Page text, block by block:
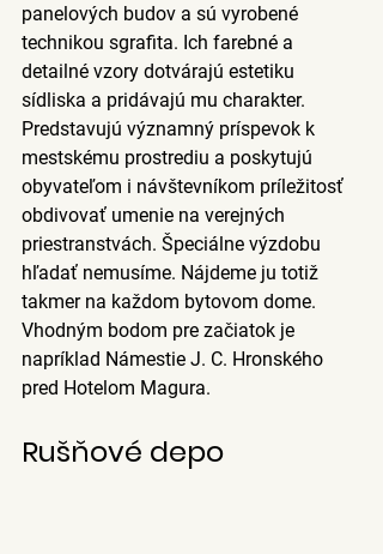
panelových budov a sú vyrobené
technikou sgrafita. Ich farebné a
detailné vzory dotvárajú estetiku
sídliska a pridávajú mu charakter.
Predstavujú významný príspevok k
mestskému prostrediu a poskytujú
obyvateľom i návštevníkom príležitosť
obdivovať umenie na verejných
priestranstvách. Špeciálne výzdobu
hľadať nemusíme. Nájdeme ju totiž
takmer na každom bytovom dome.
Vhodným bodom pre začiatok je
napríklad Námestie J. C. Hronského
pred Hotelom Magura.
Rušňové depo